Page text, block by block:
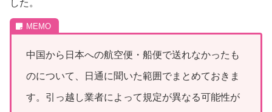
した。
中国から日本への航空便・船便で送れなかったも
のについて、日通に聞いた範囲でまとめておきま
す。引っ越し業者によって規定が異なる可能性が